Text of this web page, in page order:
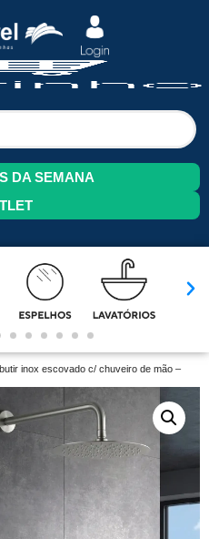
DA SEMANA
inox escovado c/ chuveiro de mão –